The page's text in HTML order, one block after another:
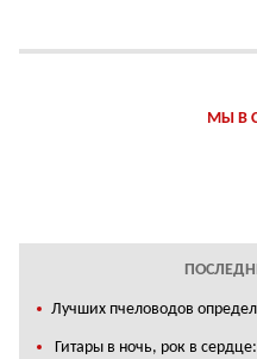
МЫ В
Лучших пчеловодов
Гитары в ночь, рок в